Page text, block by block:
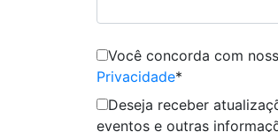
Você concorda com
Privacidade*
Deseja receber
eventos e outras